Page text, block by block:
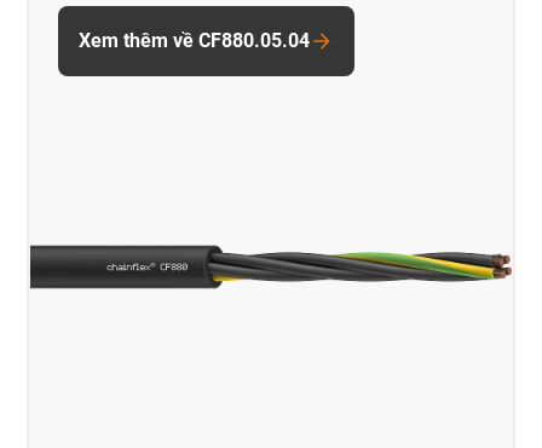
Xem thêm về CF880.05.04